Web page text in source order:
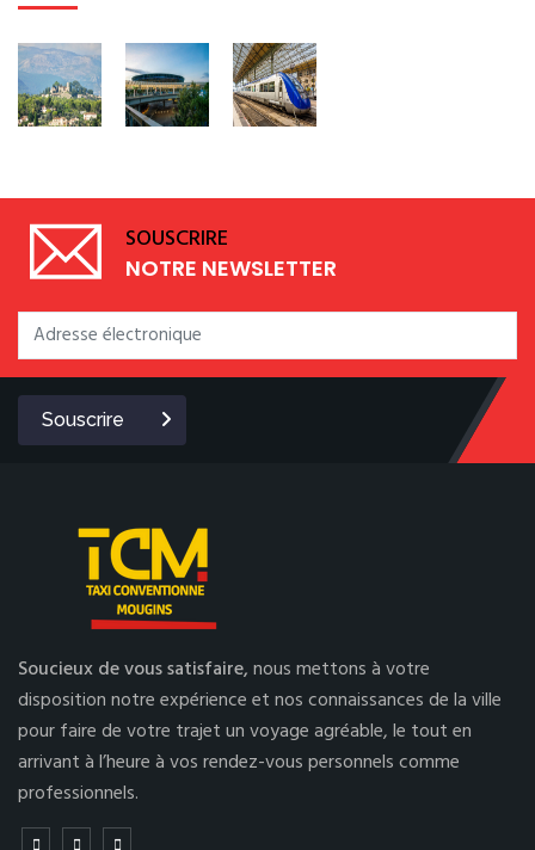
SOUSCRIRE
NOTRE NEWSLETTER
Souscrire
Soucieux de vous satisfaire,nous mettons à votre
disposition notre expérience et nos connaissances de la ville
pour faire de votre trajet un voyage agréable, le tout en
arrivant à l’heure à vos rendez-vous personnels comme
professionnels.